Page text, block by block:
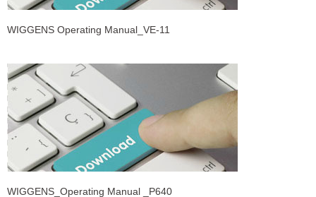
WIGGENS Operating Manual_VE-11
WIGGENS_Operating Manual _P640